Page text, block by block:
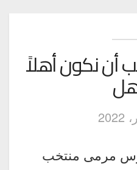
أن نكون أهلاً
مرمى منتخب